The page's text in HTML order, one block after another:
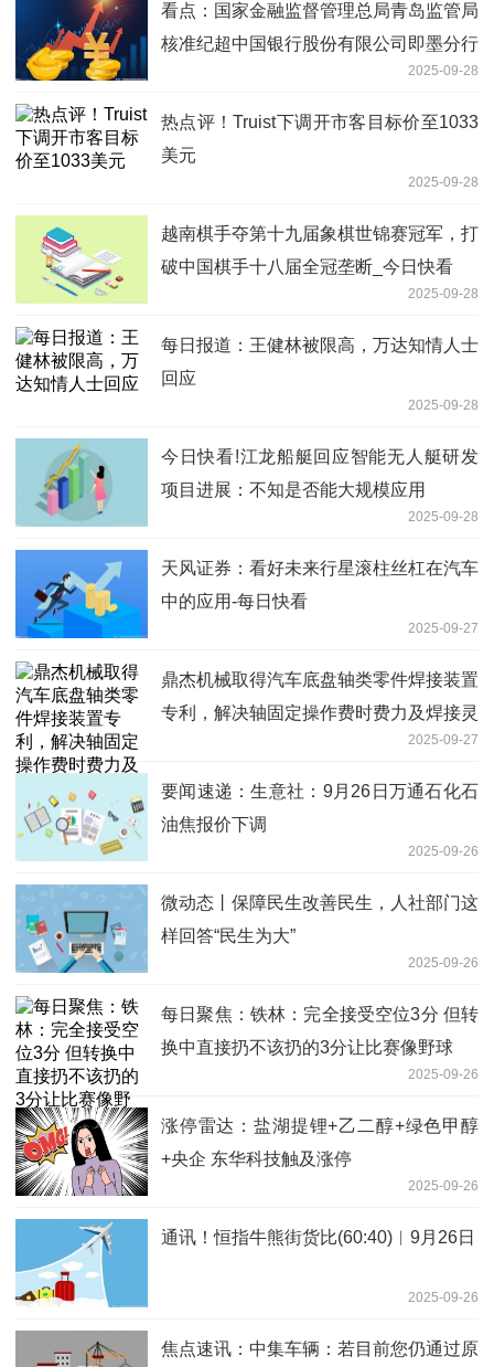
看点：国家金融监督管理总局青岛监管局
核准纪超中国银行股份有限公司即墨分行
2025-09-28
热点评！Truist下调开市客目标价至1033
美元
2025-09-28
越南棋手夺第十九届象棋世锦赛冠军，打
破中国棋手十八届全冠垄断_今日快看
2025-09-28
每日报道：王健林被限高，万达知情人士
回应
2025-09-28
今日快看!江龙船艇回应智能无人艇研发
项目进展：不知是否能大规模应用
2025-09-28
天风证券：看好未来行星滚柱丝杠在汽车
中的应用-每日快看
2025-09-27
鼎杰机械取得汽车底盘轴类零件焊接装置
专利，解决轴固定操作费时费力及焊接灵
2025-09-27
要闻速递：生意社：9月26日万通石化石
油焦报价下调
2025-09-26
微动态丨保障民生改善民生，人社部门这
样回答“民生为大”
2025-09-26
每日聚焦：铁林：完全接受空位3分 但转
换中直接扔不该扔的3分让比赛像野球
2025-09-26
涨停雷达：盐湖提锂+乙二醇+绿色甲醇
+央企 东华科技触及涨停
2025-09-26
通讯！恒指牛熊街货比(60:40)︱9月26日
2025-09-26
焦点速讯：中集车辆：若目前您仍通过原